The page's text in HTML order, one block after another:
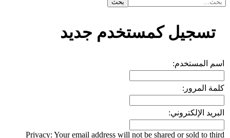
تسجيل كمستخدم جديد
اسم المستخدم:
كلمة المرور:
البريد الإلكتروني:
Privacy: Your email address will not be shared or sold to third